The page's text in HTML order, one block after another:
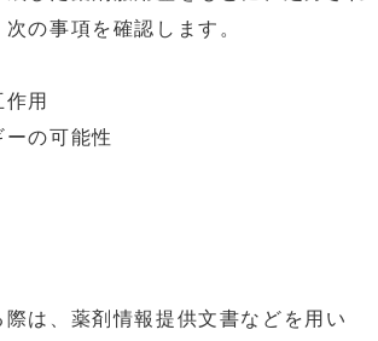
の事項を確認します。
用
の可能性
は、薬剤情報提供文書などを用い